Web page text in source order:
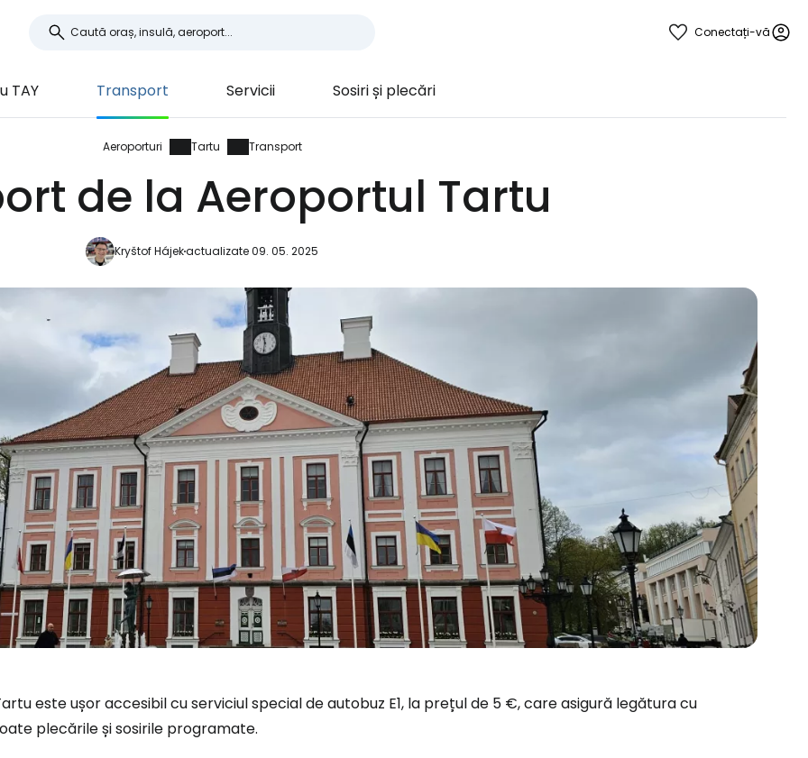
Conectați-vă
TAY Transport Servicii Sosiri și plecări
Aeroporturi Tartu Transport
de la Aeroportul Tartu
Kryštof Hájekactualizate 09. 05. 2025
este ușor accesibil cu serviciul special de autobuz E1, la prețul de 5 €, care asigură legătura cu
plecările și sosirile programate.